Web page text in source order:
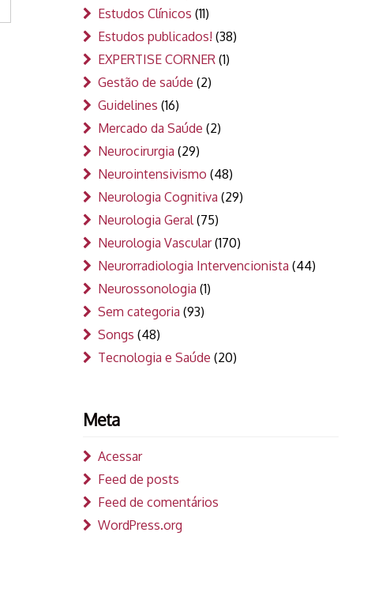
Estudos Clínicos (11)
Estudos publicados! (38)
EXPERTISE CORNER (1)
Gestão de saúde (2)
Guidelines (16)
Mercado da Saúde (2)
Neurocirurgia (29)
Neurointensivismo (48)
Neurologia Cognitiva (29)
Neurologia Geral(75)
Neurologia Vascular(170)
Neurorradiologia Intervencionista (44)
Neurossonologia (1)
Sem categoria (93)
Songs (48)
Tecnologia e Saúde (20)
Meta
Acessar
Feed de posts
Feed de comentários
WordPress.org